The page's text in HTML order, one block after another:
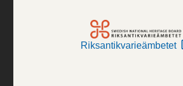
Riksantikvarieämbetet